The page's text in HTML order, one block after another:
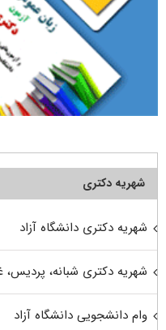
شهریه دکتری
شهریه دکتری دانشگاه آزاد
شهریه دکتری شبانه، پردیس،
وام دانشجویی دانشگاه آزاد